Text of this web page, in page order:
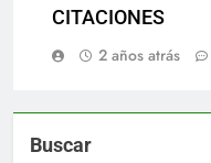
CITACIONES
2 años atrás
Buscar